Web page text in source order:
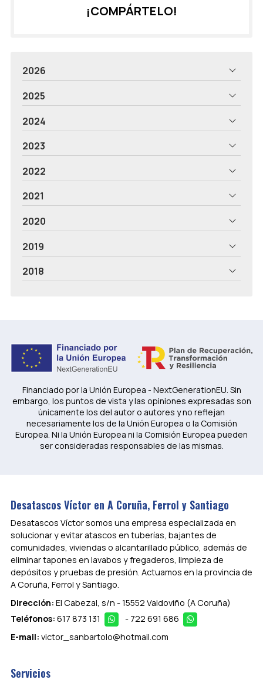
¡COMPÁRTELO!
2026
2025
2024
2023
2022
2021
2020
2019
2018
Financiado por la Unión Europea - NextGenerationEU. Sin
embargo, los puntos de vista y las opiniones expresadas son
únicamente los del autor o autores y no reflejan
necesariamente los de la Unión Europea o la Comisión
Europea. Ni la Unión Europea ni la Comisión Europea pueden
ser consideradas responsables de las mismas.
Desatascos Víctor en A Coruña, Ferrol y Santiago
Desatascos Víctor somos una empresa especializada en
solucionar y evitar atascos en tuberías, bajantes de
comunidades, viviendas o alcantarillado público, además de
eliminar tapones en lavabos y fregaderos, limpieza de
depósitos y pruebas de presión. Actuamos en la provincia de
A Coruña, Ferrol y Santiago.
Dirección: El Cabezal, s/n - 15552 Valdoviño (A Coruña)
Teléfonos: 617 873 131 - 722 691 686
E-mail: victor_sanbartolo@hotmail.com
Servicios